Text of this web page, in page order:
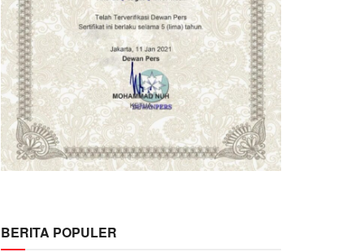
BERITA POPULER